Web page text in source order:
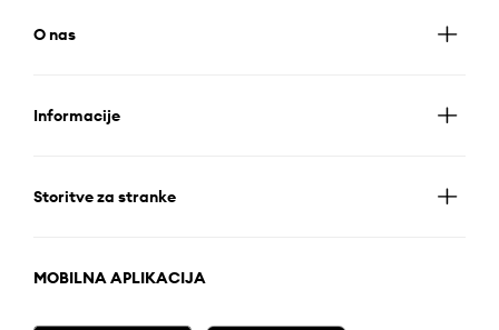
O nas
Informacije
Storitve za stranke
MOBILNA APLIKACIJA